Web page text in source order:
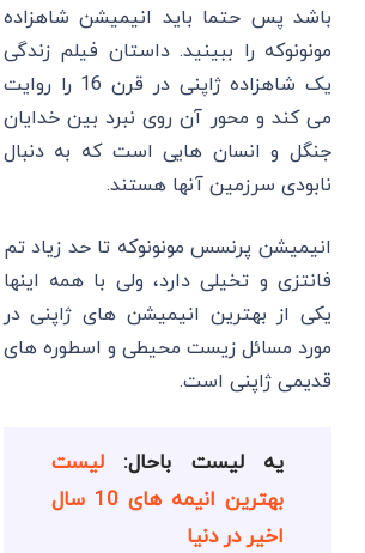
باشد پس حتما باید انیمیشن شاهزاده
مونونوکه را ببینید. داستان فیلم زندگی
یک شاهزاده ژاپنی در قرن 16 را روایت
می کند و محور آن روی نبرد بین خدایان
جنگل و انسان هایی است که به دنبال
نابودی سرزمین آنها هستند.
انیمیشن پرنسس مونونوکه تا حد زیاد تم
فانتزی و تخیلی دارد، ولی با همه اینها
یکی از بهترین انیمیشن های ژاپنی در
مورد مسائل زیست محیطی و اسطوره های
قدیمی ژاپنی است.
یه لیست باحال: لیست
بهترین انیمه های 10 سال
اخیر در دنیا